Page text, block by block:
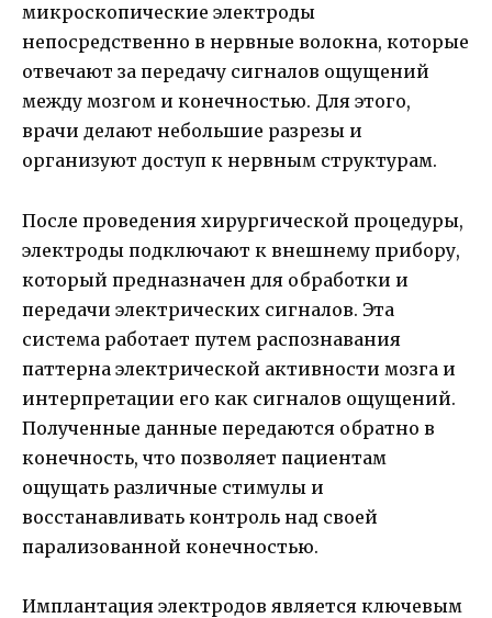
микроскопические электроды
непосредственно в нервные волокна, которые
отвечают за передачу сигналов ощущений
между мозгом и конечностью. Для этого,
врачи делают небольшие разрезы и
организуют доступ к нервным структурам.
После проведения хирургической процедуры,
электроды подключают к внешнему прибору,
который предназначен для обработки и
передачи электрических сигналов. Эта
система работает путем распознавания
паттерна электрической активности мозга и
интерпретации его как сигналов ощущений.
Полученные данные передаются обратно в
конечность, что позволяет пациентам
ощущать различные стимулы и
восстанавливать контроль над своей
парализованной конечностью.
Имплантация электродов является ключевым